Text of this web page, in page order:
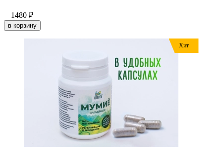
1480 ₽
в корзину
Хит